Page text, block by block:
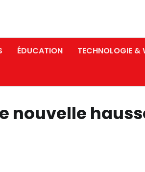
ÉDUCATION TECHNOLOGIE &
nouvelle